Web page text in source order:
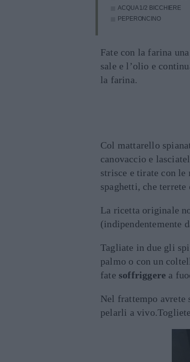
ACQUA 1/2 BICCHIERE
PEPERONCINO
Fate con la farina
sale e l’olio e
la farina.
Col mattarello
canovaccio e
strisce e tirate con
spaghetti, che
La ricetta originale
(indipendentemente
Tagliate in due gli
palmo o con un
fate soffriggere a
Nel frattempo avrete
pelarli a